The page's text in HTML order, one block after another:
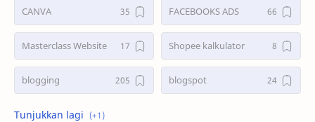
CANVA FACEBOOKS ADS
Masterclass Website Shopee kalkulator
blogging blogspot
shopee